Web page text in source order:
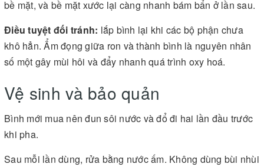
bề mặt, và bề mặt xước lại càng nhanh bám bẩn ở lần sau.
Điều tuyệt đối tránh: lắp bình lại khi các bộ phận chưa
khô hẳn. Ẩm đọng giữa ron và thành bình là nguyên nhân
số một gây mùi hôi và đẩy nhanh quá trình oxy hoá.
Vệ sinh và bảo quản
Bình mới mua nên đun sôi nước và đổ đi hai lần đầu trước
khi pha.
Sau mỗi lần dùng, rửa bằng nước ấm. Không dùng bùi nhùi